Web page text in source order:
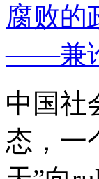
腐败的
——兼
中国社
态，一